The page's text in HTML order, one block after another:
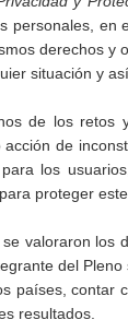
personales, en
derechos y
situación y
de los
de
los
proteger
valoraron los
del
países, contar
resultados.